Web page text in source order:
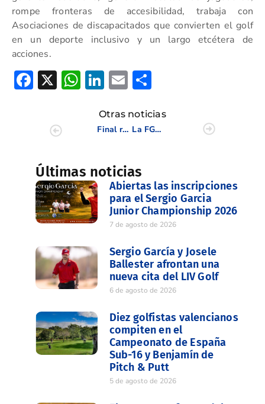
rompe fronteras de accesibilidad, trabaja con
Asociaciones de discapacitados que convierten el golf
en un deporte inclusivo y un largo etcétera de
acciones.
Facebook
X WhatsApp
LinkedIn
Email
Otras noticias
Final reñida del Campeonato de Alicante en Vistabella Golf
La FGCV impulsa el auge del golf femenino en España
Últimas noticias
Abiertas las inscripciones
para el Sergio Garcia
Junior Championship 2026
7 de agosto de 2026
Sergio García y Josele
Ballester afrontan una
nueva cita del LIV Golf
6 de agosto de 2026
Diez golfistas valencianos
compiten en el
Campeonato de España
Sub-16 y Benjamín de
Pitch & Putt
5 de agosto de 2026